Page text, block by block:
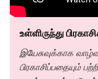
உள்ளிருந்து
இயேசுவுக்காக
பிரகாசிப்பதையும்